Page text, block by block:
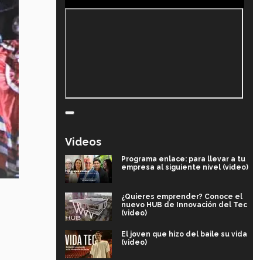
Videos
Programa enlace: para llevar a tu
empresa al siguiente nivel (video)
¿Quieres emprender? Conoce el
nuevo HUB de Innovación del Tec
(video)
El joven que hizo del baile su vida
(video)